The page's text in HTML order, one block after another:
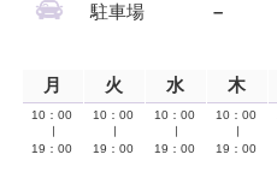
駐車場 –
月 火 水 木
10：00
19：00
10：00
19：00
10：00
19：00
10：00
19：00